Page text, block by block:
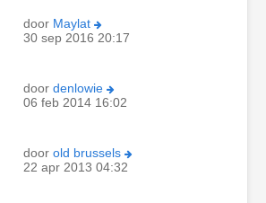
door Maylat
30 sep 2016 20:17
door denlowie
06 feb 2014 16:02
door old brussels
22 apr 2013 04:32